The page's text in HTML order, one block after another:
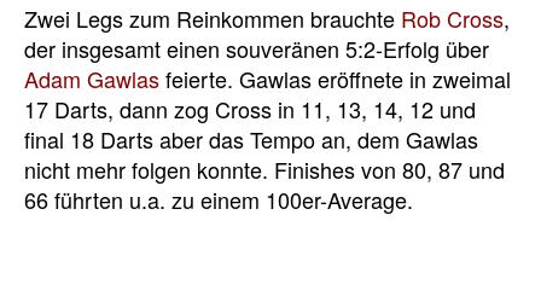
Zwei Legs zum Reinkommen brauchte Rob Cross,
der insgesamt einen souveränen 5:2-Erfolg über
Adam Gawlasfeierte. Gawlas eröffnete in zweimal
17 Darts, dann zog Cross in 11, 13, 14, 12 und
final 18 Darts aber das Tempo an, dem Gawlas
nicht mehr folgen konnte. Finishes von 80, 87 und
66 führten u.a. zu einem 100er-Average.